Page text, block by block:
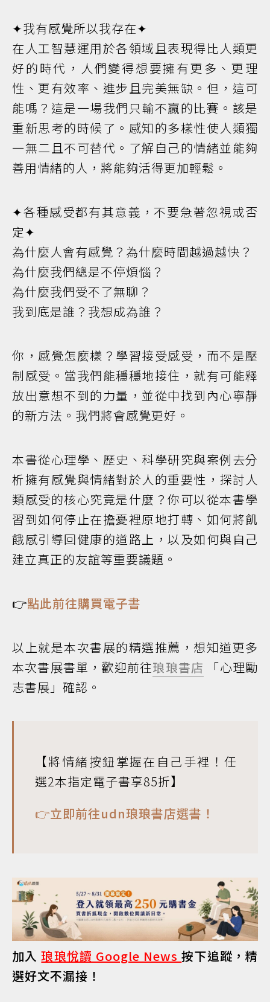
✦我有感覺所以我存在✦
在人工智慧運用於各領域且表現得比人類更
好的時代，人們變得想要擁有更多、更理
性、更有效率、進步且完美無缺。但，這可
能嗎？這是一場我們只輸不贏的比賽。該是
重新思考的時候了。感知的多樣性使人類獨
一無二且不可替代。了解自己的情緒並能夠
善用情緒的人，將能夠活得更加輕鬆。
✦各種感受都有其意義，不要急著忽視或否
定✦
為什麼人會有感覺？為什麼時間越過越快？
為什麼我們總是不停煩惱？
為什麼我們受不了無聊？
我到底是誰？我想成為誰？
你，感覺怎麼樣？學習接受感受，而不是壓
制感受。當我們能穩穩地接住，就有可能釋
放出意想不到的力量，並從中找到內心寧靜
的新方法。我們將會感覺更好。
本書從心理學、歷史、科學研究與案例去分
析擁有感覺與情緒對於人的重要性，探討人
類感受的核心究竟是什麼？你可以從本書學
習到如何停止在擔憂裡原地打轉、如何將飢
餓感引導回健康的道路上，以及如何與自己
建立真正的友誼等重要議題。
👉點此前往購買電子書
以上就是本次書展的精選推薦，想知道更多
本次書展書單，歡迎前往琅琅書店 「心理勵
志書展」確認。
【將情緒按鈕掌握在自己手裡！任
選2本指定電子書享85折】
👉立即前往udn琅琅書店選書！
加入琅琅悅讀 Google News按下追蹤，精
選好文不漏接！